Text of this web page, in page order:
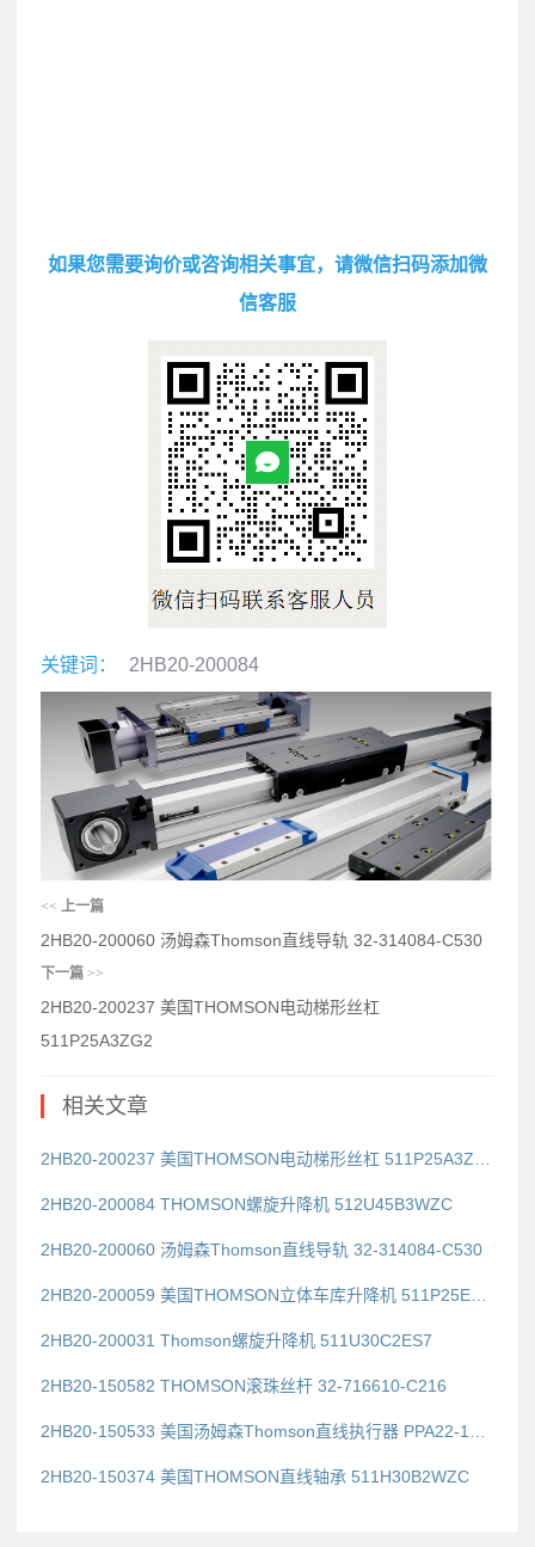
如果您需要询价或咨询相关事宜，请微信扫码添加微
信客服
关键词： 2HB20-200084
<< 上一篇
2HB20-200060 汤姆森Thomson直线导轨 32-314084-C530
下一篇 >>
2HB20-200237 美国THOMSON电动梯形丝杠
511P25A3ZG2
相关文章
2HB20-200084 THOMSON螺旋升降机 512U45B3WZC
2HB20-200060 汤姆森Thomson直线导轨 32-314084-C530
2HB20-200031 Thomson螺旋升降机 511U30C2ES7
2HB20-150582 THOMSON滚珠丝杆 32-716610-C216
2HB20-150374 美国THOMSON直线轴承 511H30B2WZC